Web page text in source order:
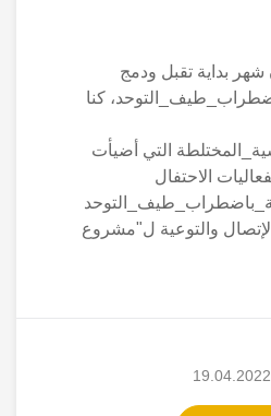
بداية تقبل ودمج
كنا
التي أضيأت
الاحتفال
والتوعية ل"مشروع
19.04.2022